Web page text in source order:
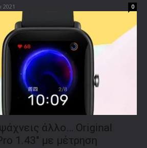
2021 0
άλλο… Original
1.43″ με μέτρηση